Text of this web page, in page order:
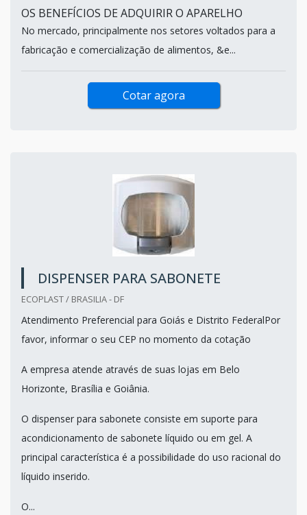
OS BENEFÍCIOS DE ADQUIRIR O APARELHO
No mercado, principalmente nos setores voltados para a
fabricação e comercialização de alimentos, &e...
Cotar agora
DISPENSER PARA SABONETE
ECOPLAST / BRASILIA - DF
Atendimento Preferencial para Goiás e Distrito FederalPor
favor, informar o seu CEP no momento da cotação
A empresa atende através de suas lojas em Belo
Horizonte, Brasília e Goiânia.
O dispenser para sabonete consiste em suporte para
acondicionamento de sabonete líquido ou em gel. A
principal característica é a possibilidade do uso racional do
líquido inserido.
O...